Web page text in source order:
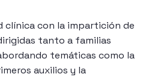
clínica con la impartición de
tanto a familias
temáticas como la
auxilios y la